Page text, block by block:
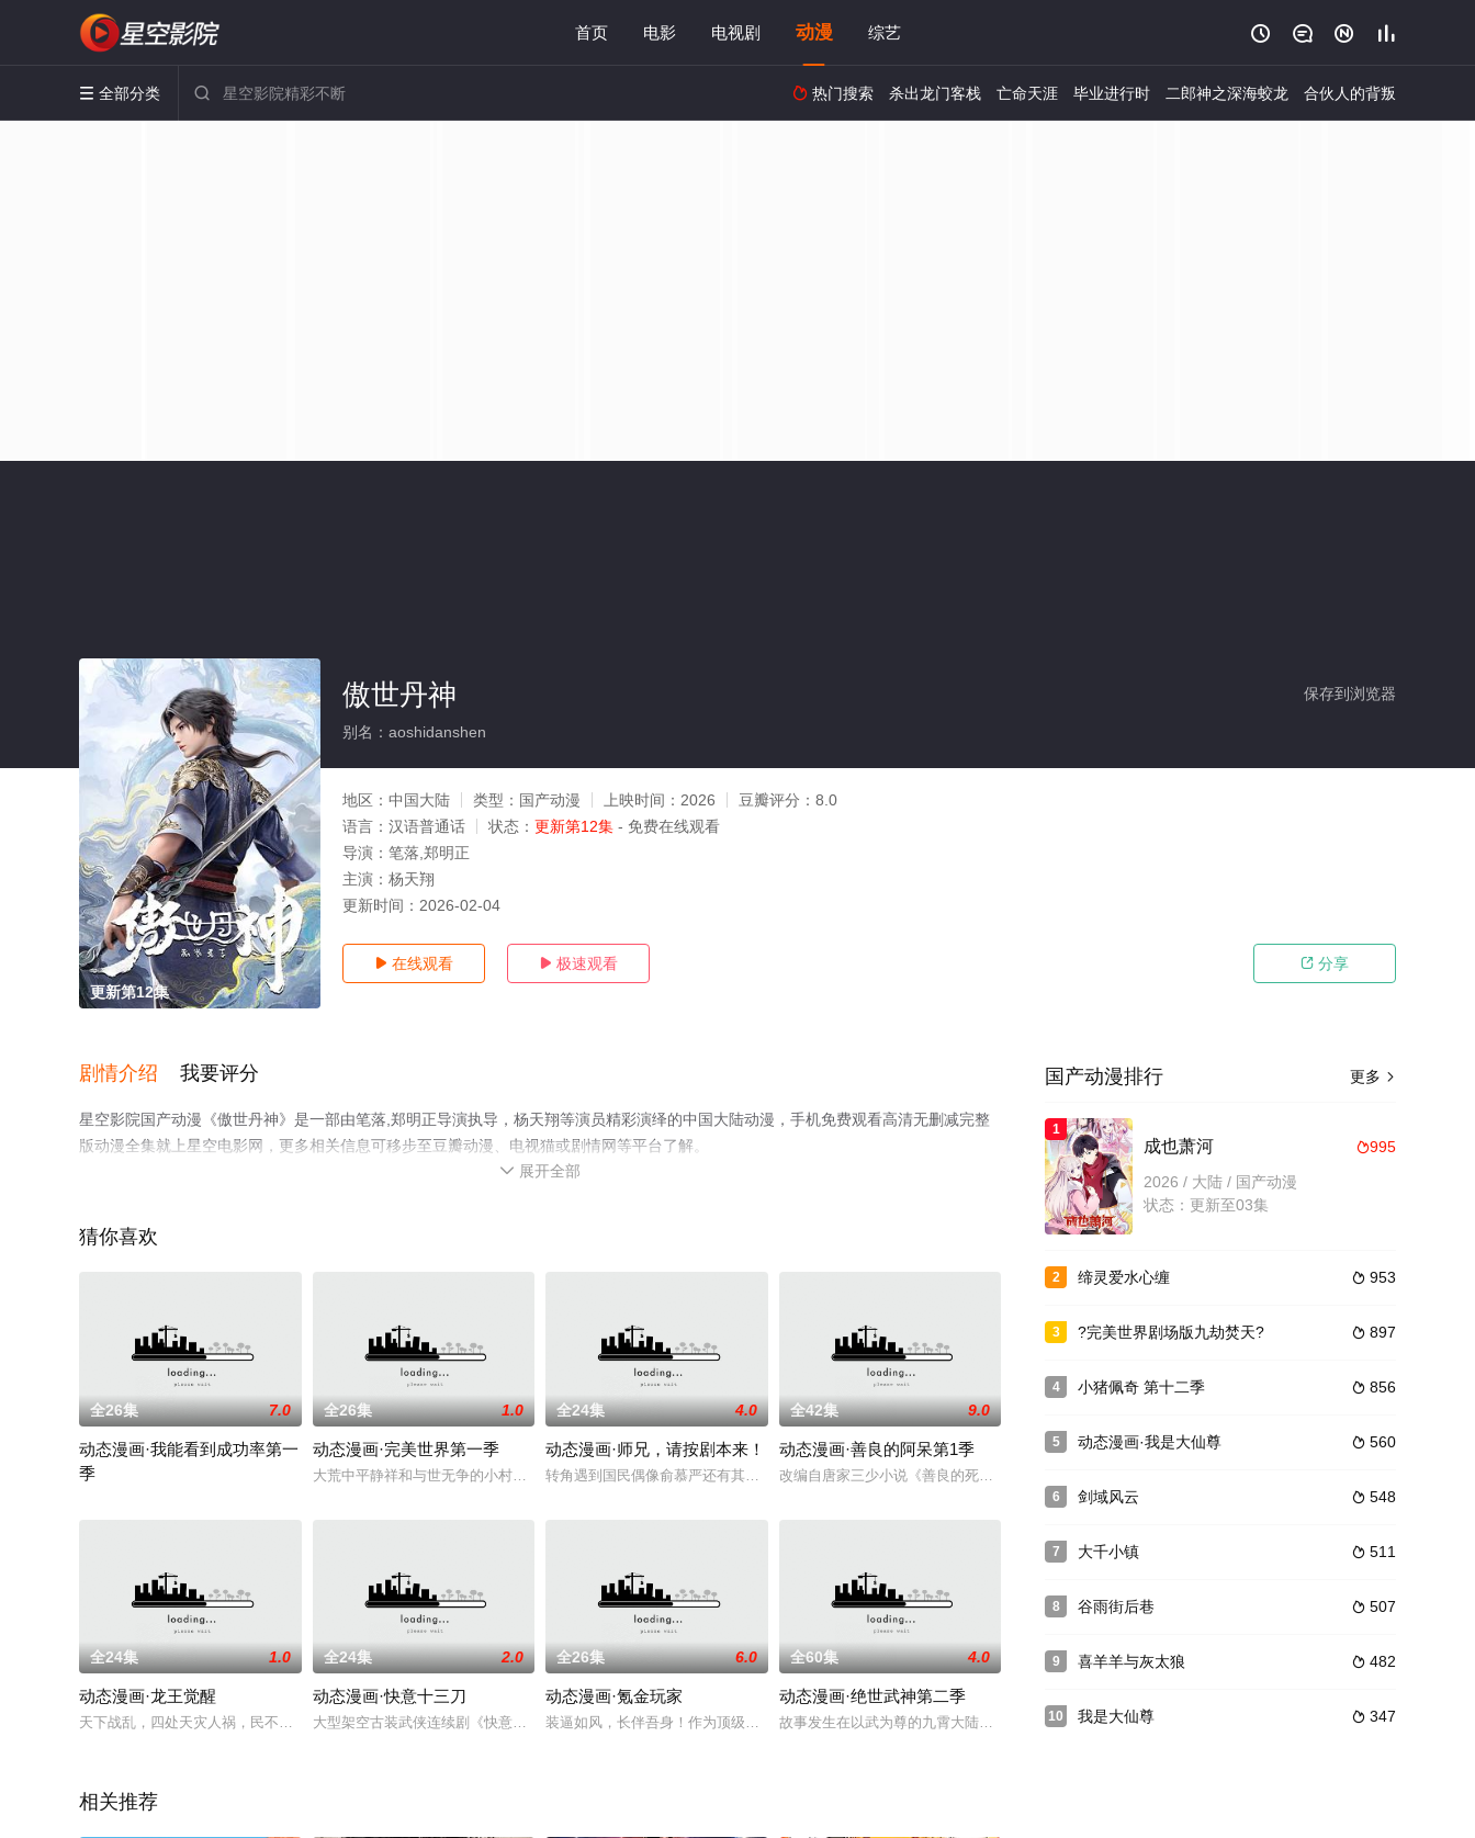
首页 电影 电视剧 动漫 综艺    
 全部分类   热门搜索 杀出龙门客栈 亡命天涯 毕业进行时 二郎神之深海蛟龙 合伙人的背叛
更新第12集
保存到浏览器
傲世丹神
别名：aoshidanshen
地区： 中国大陆 类型： 国产动漫 上映时间： 2026 豆瓣评分： 8.0
语言： 汉语普通话 状态： 更新第12集 - 免费在线观看
导演： 笔落,郑明正
主演： 杨天翔
更新时间： 2026-02-04
 在线观看  极速观看  分享
剧情介绍 我要评分
星空影院国产动漫《傲世丹神》是一部由笔落,郑明正导演执导，杨天翔等演员精彩演绎的中国大陆动漫，手机免费观看高清无删减完整
版动漫全集就上星空电影网，更多相关信息可移步至豆瓣动漫、电视猫或剧情网等平台了解。
 展开全部
猜你喜欢
全26集 7.0
动态漫画·我能看到成功率第一
季
全26集 1.0
动态漫画·完美世界第一季
大荒中平静祥和与世无争的小村落石村，在稀世珍宝降临后成了各大部族觊觎的对象，村中年仅三岁的孩童石昊在与各部族的
全24集 4.0
动态漫画·师兄，请按剧本来！
转角遇到国民偶像俞慕严还有其他大明星？吃着瓜望着手中遥控器发现：原来是穿越进了热播电视剧中！没办法，打扰了男主
全42集 9.0
动态漫画·善良的阿呆第1季
改编自唐家三少小说《善良的死神》，从小以偷盗为生但却纯朴善良的阿呆，在一次行窃之时被强大的炼金术
全24集 1.0
动态漫画·龙王觉醒
天下战乱，四处天灾人祸，民不聊生，流落异乡的杨朔为了填饱肚子男扮女装，结果却被村民骗了，成了献祭河伯的祭品。杨
全24集 2.0
动态漫画·快意十三刀
大型架空古装武侠连续剧《快意十三刀》讲述的是一名少年立志成为大☆巨☆侠并为此付出泪水、汗水与智商的动人故事。
全26集 6.0
动态漫画·氪金玩家
装逼如风，长伴吾身！作为顶级氪金玩家，他拥有最炫的职业，最酷的装备，更是习惯了在龙套们的震惊中低调得进行自己的
全60集 4.0
动态漫画·绝世武神第二季
故事发生在以武为尊的九霄大陆，讲述了现代学生林枫，因为一场车祸，穿越到武魂未觉醒的“废物”林家大少
相关推荐
更多 
国产动漫排行
1
995
成也萧河
2026 / 大陆 / 国产动漫
状态：更新至03集
2  953
缔灵爱水心缠
3  897
?完美世界剧场版九劫焚天?
4  856
小猪佩奇 第十二季
5  560
动态漫画·我是大仙尊
6  548
剑域风云
7  511
大千小镇
8  507
谷雨街后巷
9  482
喜羊羊与灰太狼
10  347
我是大仙尊